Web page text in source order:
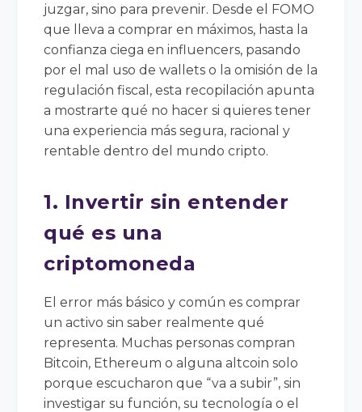
juzgar, sino para prevenir. Desde el FOMO
que lleva a comprar en máximos, hasta la
confianza ciega en influencers, pasando
por el mal uso de wallets o la omisión de la
regulación fiscal, esta recopilación apunta
a mostrarte qué no hacer si quieres tener
una experiencia más segura, racional y
rentable dentro del mundo cripto.
1. Invertir sin entender
qué es una
criptomoneda
El error más básico y común es comprar
un activo sin saber realmente qué
representa. Muchas personas compran
Bitcoin, Ethereum o alguna altcoin solo
porque escucharon que “va a subir”, sin
investigar su función, su tecnología o el